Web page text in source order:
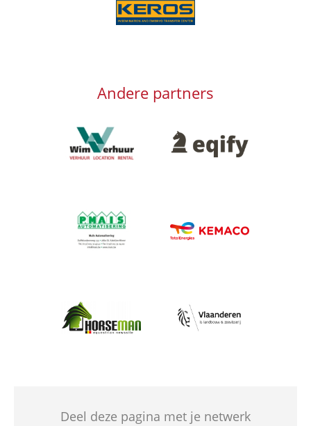
Afbeelding
Andere partners
Afbeelding Afbeelding
Afbeelding
Afbeelding
Afbeelding Afbeelding
Deel deze pagina met je netwerk